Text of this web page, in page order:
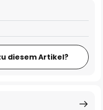
diesem Artikel?